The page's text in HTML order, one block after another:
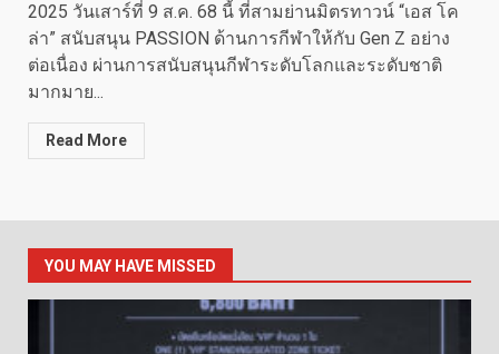
2025 วันเสาร์ที่ 9 ส.ค. 68 นี้ ที่สามย่านมิตรทาวน์ “เอส โค
ล่า” สนับสนุน PASSION ด้านการกีฬาให้กับ Gen Z อย่าง
ต่อเนื่อง ผ่านการสนับสนุนกีฬาระดับโลกและระดับชาติ
มากมาย...
Read More
YOU MAY HAVE MISSED